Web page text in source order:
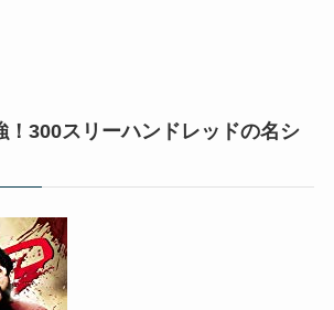
！300スリーハンドレッドの名シ